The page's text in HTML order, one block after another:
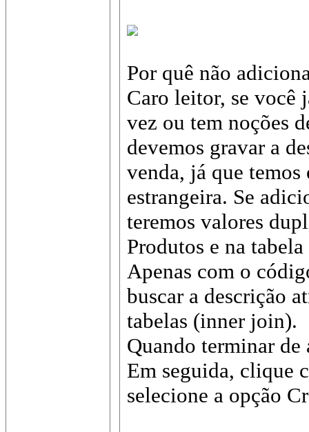
Por quê não
Caro leitor, se você
vez ou tem noções
devemos gravar a
venda, já que
estrangeira. Se
teremos valores
Produtos e na
Apenas com o
buscar a descrição
tabelas (inner join).
Quando terminar
Em seguida, clique
selecione a opção